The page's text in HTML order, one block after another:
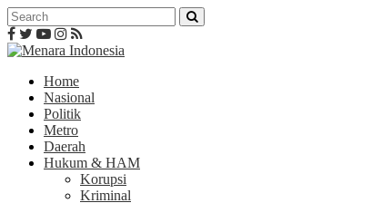
Home
Nasional
Politik
Metro
Daerah
Hukum & HAM
Korupsi
Kriminal